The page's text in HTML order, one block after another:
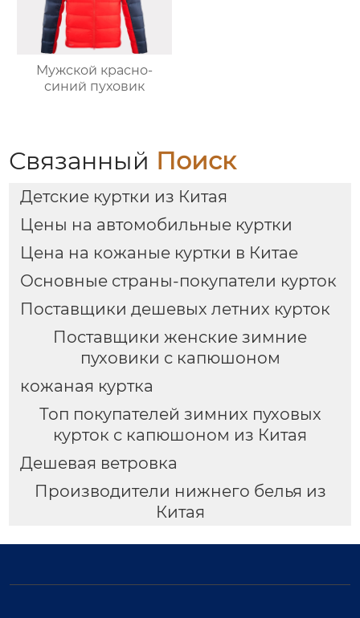
Мужской красно-
синий пуховик
Связанный Поиск
Детские куртки из Китая
Цены на автомобильные куртки
Цена на кожаные куртки в Китае
Основные страны-покупатели курток
Поставщики дешевых летних курток
Поставщики женские зимние
пуховики с капюшоном
кожаная куртка
Топ покупателей зимних пуховых
курток с капюшоном из Китая
Дешевая ветровка
Производители нижнего белья из
Китая